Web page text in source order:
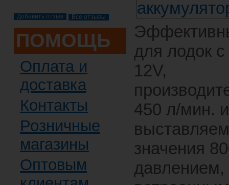
Все отзывы
ПОМОЩЬ
Оплата и
доставка
Контакты
Розничные
магазины
Оптовым
для лодок
12V,
450 л/мин. и
значения
давлением,